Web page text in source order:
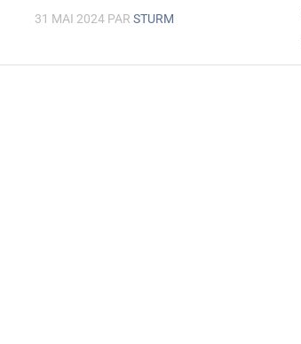
31 MAI 2024 PARSTURM